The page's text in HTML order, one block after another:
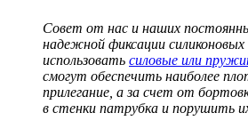
Совет от нас и наших
надежной фиксации силиконовых
использовать силовые или
смогут обеспечить наиболее
прилегание, а за счет от
в стенки патрубка и порушить